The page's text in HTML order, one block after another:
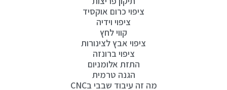
ציפוי כרום אוקסיד
ציפוי וידיה
קווי לחץ
ציפוי אבץ לצינורות
ציפוי ברונזה
התזת אלומניום
הגנה טרמית
מה זה עיבוד שבבי בCNC